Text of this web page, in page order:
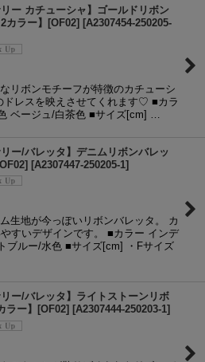
リー カチューシャ】ゴールドリボン
カラー】[OF02] [A2307454-250205-
リボンモチーフが特徴のカチューシ
ドレスを映えさせてくれます♡ ■カラ
ベージュ/白茶色 ■サイズ[cm] …
リー/バレッタ】デニムリボンバレッ
[A2307447-250205-1]
生地が今っぽいリボンバレッタ。 カ
すいデザインです。 ■カラー インデ
ブルー/水色 ■サイズ[cm] ・Fサイズ
リー/バレッタ】ライトストーンリボ
ラー】[OF02] [A2307444-250203-1]